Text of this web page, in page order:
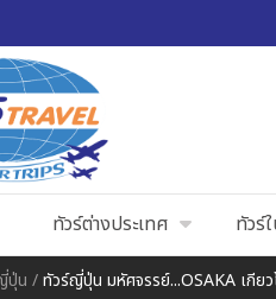
ทัวร์ต่างประเทศ ทัวร์
ปุ่น /ทัวร์ญี่ปุ่น มหัศจรรย์...OSAKA เกีย